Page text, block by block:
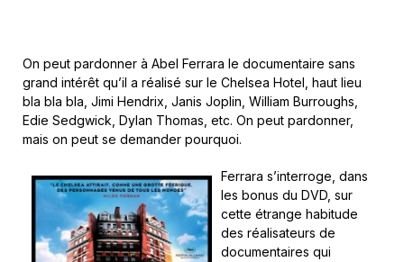
On peut pardonner à Abel Ferrara le documentaire sans
grand intérêt qu’il a réalisé sur le Chelsea Hotel, haut lieu
bla bla bla, Jimi Hendrix, Janis Joplin, William Burroughs,
Edie Sedgwick, Dylan Thomas, etc. On peut pardonner,
mais on peut se demander pourquoi.
Ferrara s’interroge, dans
les bonus du DVD, sur
cette étrange habitude
des réalisateurs de
documentaires qui